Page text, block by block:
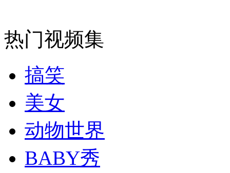
消防员救轻生者
纽约上演“枕头大战”
热门视频集
搞笑
美女
动物世界
BABY秀